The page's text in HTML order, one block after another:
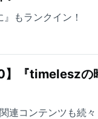
もランクイン！
】『timeleszの
連コンテンツも続々